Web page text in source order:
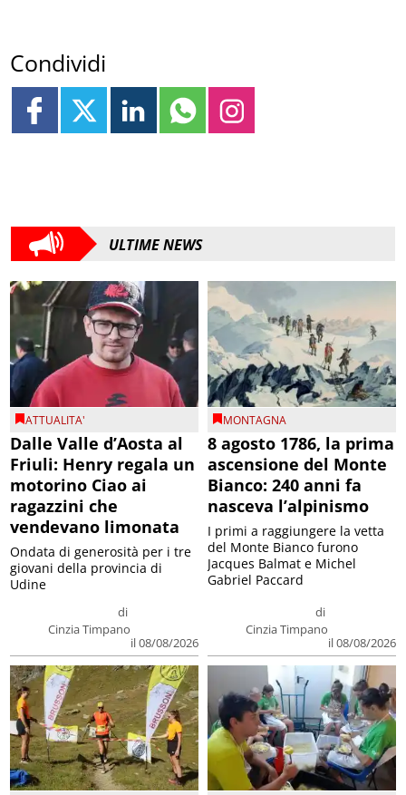
Condividi
ULTIME NEWS
ATTUALITA'
Dalle Valle d’Aosta al
Friuli: Henry regala un
motorino Ciao ai
ragazzini che
vendevano limonata
di
Cinzia Timpano
il 08/08/2026
Ondata di generosità per i tre
giovani della provincia di
Udine
MONTAGNA
8 agosto 1786, la prima
ascensione del Monte
Bianco: 240 anni fa
nasceva l’alpinismo
di
Cinzia Timpano
il 08/08/2026
I primi a raggiungere la vetta
del Monte Bianco furono
Jacques Balmat e Michel
Gabriel Paccard